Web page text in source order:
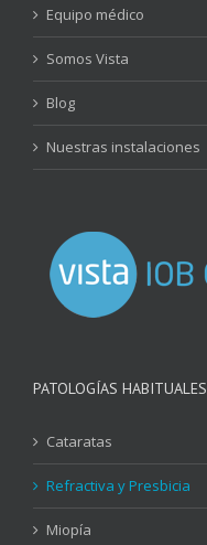
Equipo médico
Somos Vista
Blog
Nuestras instalaciones
PATOLOGÍAS HABITUALES
Cataratas
Refractiva y Presbicia
Miopía